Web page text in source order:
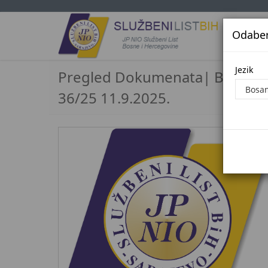
Jezik
Pregled Dokumenata| Broj
36/25 11.9.2025.